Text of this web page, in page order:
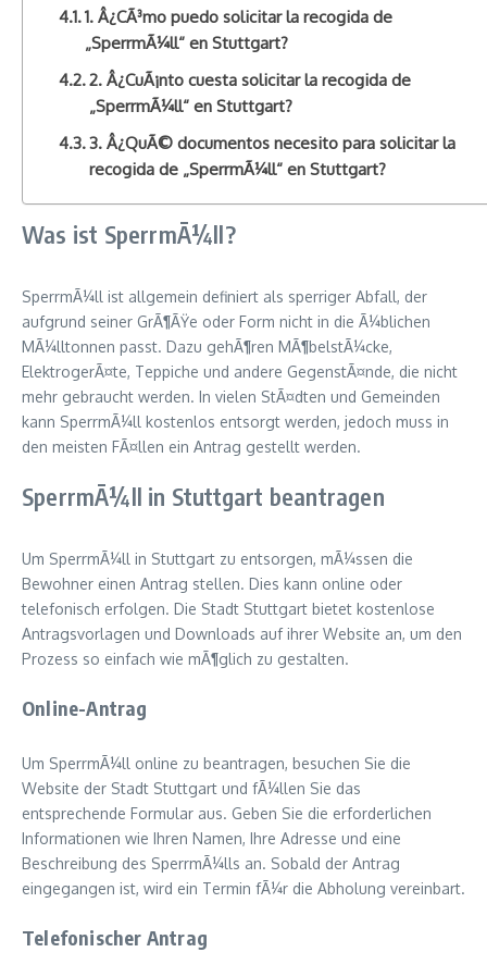
1. Â¿CÃ³mo puedo solicitar la recogida de
„SperrmÃ¼ll“ en Stuttgart?
2. Â¿CuÃ¡nto cuesta solicitar la recogida de
„SperrmÃ¼ll“ en Stuttgart?
3. Â¿QuÃ© documentos necesito para solicitar la
recogida de „SperrmÃ¼ll“ en Stuttgart?
Was ist SperrmÃ¼ll?
SperrmÃ¼ll ist allgemein definiert als sperriger Abfall, der
aufgrund seiner GrÃ¶ÃŸe oder Form nicht in die Ã¼blichen
MÃ¼lltonnen passt. Dazu gehÃ¶ren MÃ¶belstÃ¼cke,
ElektrogerÃ¤te, Teppiche und andere GegenstÃ¤nde, die nicht
mehr gebraucht werden. In vielen StÃ¤dten und Gemeinden
kann SperrmÃ¼ll kostenlos entsorgt werden, jedoch muss in
den meisten FÃ¤llen ein Antrag gestellt werden.
SperrmÃ¼ll in Stuttgart beantragen
Um SperrmÃ¼ll in Stuttgart zu entsorgen, mÃ¼ssen die
Bewohner einen Antrag stellen. Dies kann online oder
telefonisch erfolgen. Die Stadt Stuttgart bietet kostenlose
Antragsvorlagen und Downloads auf ihrer Website an, um den
Prozess so einfach wie mÃ¶glich zu gestalten.
Online-Antrag
Um SperrmÃ¼ll online zu beantragen, besuchen Sie die
Website der Stadt Stuttgart und fÃ¼llen Sie das
entsprechende Formular aus. Geben Sie die erforderlichen
Informationen wie Ihren Namen, Ihre Adresse und eine
Beschreibung des SperrmÃ¼lls an. Sobald der Antrag
eingegangen ist, wird ein Termin fÃ¼r die Abholung vereinbart.
Telefonischer Antrag